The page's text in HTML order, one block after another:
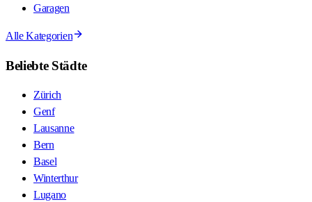
Garagen
Alle Kategorien
Beliebte Städte
Zürich
Genf
Lausanne
Bern
Basel
Winterthur
Lugano